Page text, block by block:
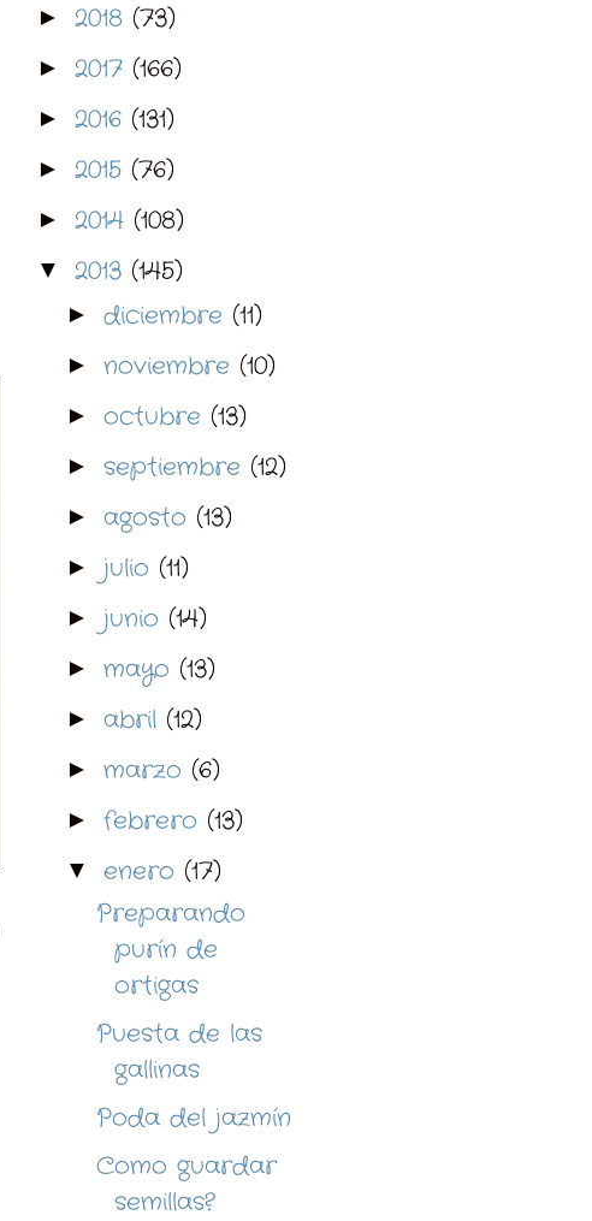
► 2018 (73)
► 2017 (166)
► 2016 (131)
► 2015 (76)
► 2014 (108)
▼ 2013 (145)
► diciembre (11)
► noviembre (10)
► octubre (13)
► septiembre (12)
► agosto (13)
► julio (11)
► junio (14)
► mayo (13)
► abril (12)
► marzo (6)
► febrero (13)
▼ enero (17)
Preparando
purín de
ortigas
Puesta de las
gallinas
Poda del jazmín
Como guardar
semillas?